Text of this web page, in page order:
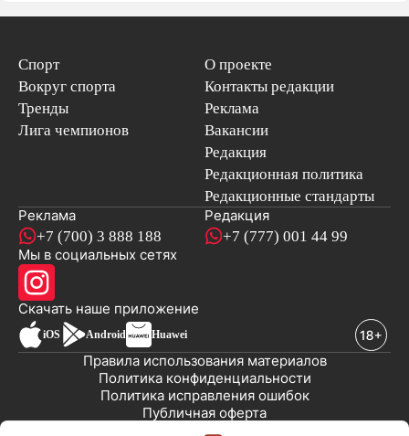
Спорт
Вокруг спорта
Тренды
Лига чемпионов
О проекте
Контакты редакции
Реклама
Вакансии
Редакция
Редакционная политика
Редакционные стандарты
Реклама
+7 (700) 3 888 188
Редакция
+7 (777) 001 44 99
Мы в социальных сетях
Скачать наше приложениеновостей
iOS Android Huawei
Публичная оферта
Политика исправления ошибок
Политика конфиденциальности
Правила использования материалов
© 2008-2026 ТОО «EML»